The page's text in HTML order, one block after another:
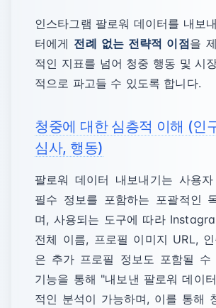
인스타그램 팔로워 데이터를 내보
터에게 전례 없는 전략적 이점을
적인 지표를 넘어 청중 행동 및 시
적으로 파고들 수 있도록 합니다.
청중에 대한 심층적 이해 (인
심사, 행동)
팔로워 데이터 내보내기는 사용
필수 정보를 포함하는 포괄적인
며, 사용되는 도구에 따라
전체 이름, 프로필 이미지 URL,
은 추가 프로필 정보도 포함될 수
기능을 통해 "내보낸 팔로워 데이
적인 분석이 가능하며, 이를 통해